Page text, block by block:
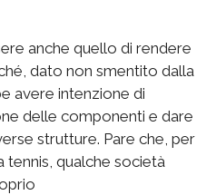
anche quello di rendere
dato non smentito dalla
avere intenzione di
delle componenti e dare
strutture. Pare che, per
tennis, qualche società